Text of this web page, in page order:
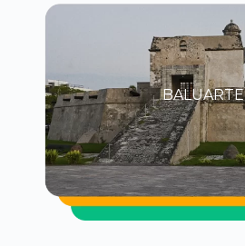
BALUARTE